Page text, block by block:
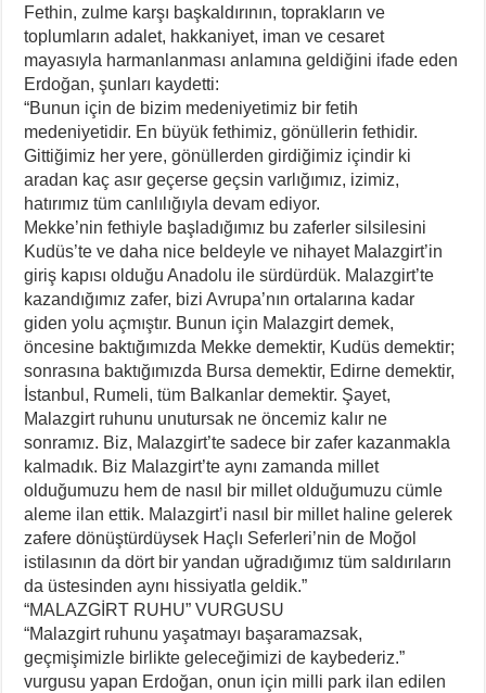
Fethin, zulme karşı başkaldırının, toprakların ve
toplumların adalet, hakkaniyet, iman ve cesaret
mayasıyla harmanlanması anlamına geldiğini ifade eden
Erdoğan, şunları kaydetti:
“Bunun için de bizim medeniyetimiz bir fetih
medeniyetidir. En büyük fethimiz, gönüllerin fethidir.
Gittiğimiz her yere, gönüllerden girdiğimiz içindir ki
aradan kaç asır geçerse geçsin varlığımız, izimiz,
hatırımız tüm canlılığıyla devam ediyor.
Mekke’nin fethiyle başladığımız bu zaferler silsilesini
Kudüs’te ve daha nice beldeyle ve nihayet Malazgirt’in
giriş kapısı olduğu Anadolu ile sürdürdük. Malazgirt’te
kazandığımız zafer, bizi Avrupa’nın ortalarına kadar
giden yolu açmıştır. Bunun için Malazgirt demek,
öncesine baktığımızda Mekke demektir, Kudüs demektir;
sonrasına baktığımızda Bursa demektir, Edirne demektir,
İstanbul, Rumeli, tüm Balkanlar demektir. Şayet,
Malazgirt ruhunu unutursak ne öncemiz kalır ne
sonramız. Biz, Malazgirt’te sadece bir zafer kazanmakla
kalmadık. Biz Malazgirt’te aynı zamanda millet
olduğumuzu hem de nasıl bir millet olduğumuzu cümle
aleme ilan ettik. Malazgirt’i nasıl bir millet haline gelerek
zafere dönüştürdüysek Haçlı Seferleri’nin de Moğol
istilasının da dört bir yandan uğradığımız tüm saldırıların
da üstesinden aynı hissiyatla geldik.”
“MALAZGİRT RUHU” VURGUSU
“Malazgirt ruhunu yaşatmayı başaramazsak,
geçmişimizle birlikte geleceğimizi de kaybederiz.”
vurgusu yapan Erdoğan, onun için milli park ilan edilen